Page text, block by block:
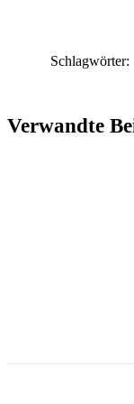
Schlagwörter:
Verwandte